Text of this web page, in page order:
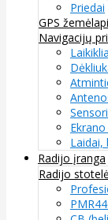
Priedai
GPS
Navigacijų
Laidai,
Radijo įranga
Radijo